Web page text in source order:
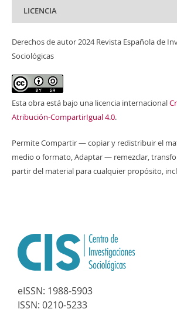
LICENCIA
Derechos de autor 2024 Revista Española de
Sociológicas
Esta obra está bajo una licencia internacional
Atribución-CompartirIgual 4.0.
Permite Compartir — copiar y redistribuir el
medio o formato, Adaptar — remezclar,
partir del material para cualquier propósito,
eISSN: 1988-5903
ISSN: 0210-5233